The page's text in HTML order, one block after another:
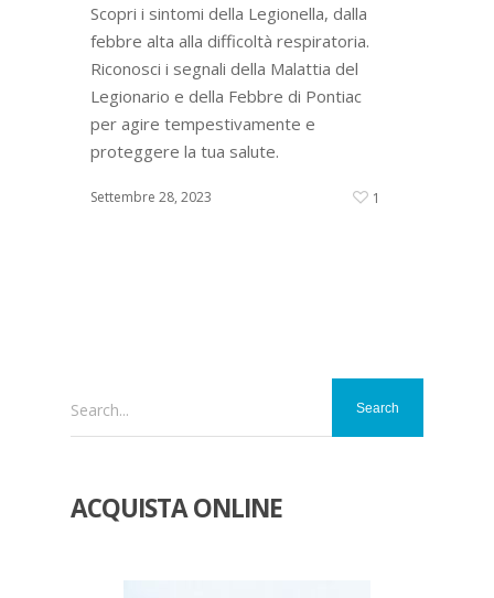
Scopri i sintomi della Legionella, dalla
febbre alta alla difficoltà respiratoria.
Riconosci i segnali della Malattia del
Legionario e della Febbre di Pontiac
per agire tempestivamente e
proteggere la tua salute.
Settembre 28, 2023 1
Search...
ACQUISTA ONLINE